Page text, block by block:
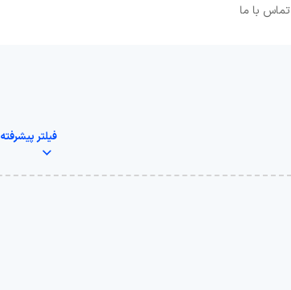
تماس با ما
فیلتر پیشرفته